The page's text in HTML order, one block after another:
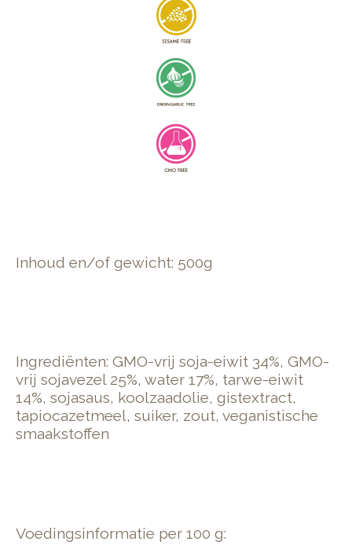
Inhoud en/of gewicht: 500g
Ingrediënten: GMO-vrij soja-eiwit 34%, GMO-
vrij sojavezel 25%, water 17%, tarwe-eiwit
14%, sojasaus, koolzaadolie, gistextract,
tapiocazetmeel, suiker, zout, veganistische
smaakstoffen
Voedingsinformatie per 100 g: